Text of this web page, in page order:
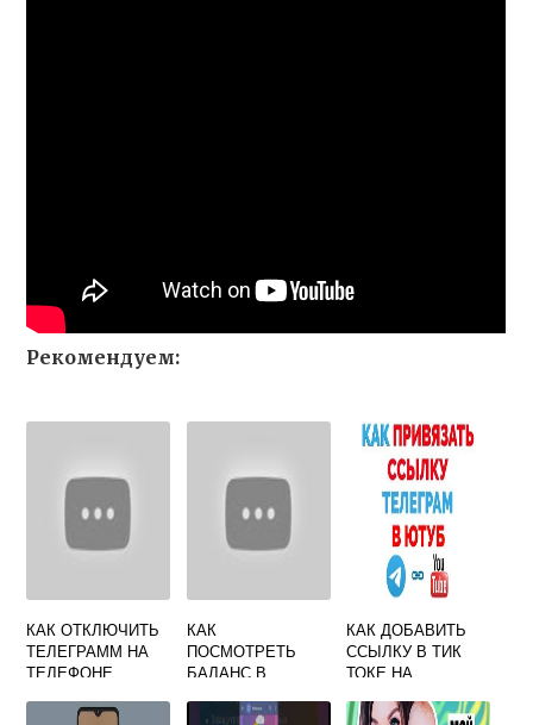
Рекомендуем:
КАК ОТКЛЮЧИТЬ
ТЕЛЕГРАММ НА
ТЕЛЕФОНЕ
КАК
ПОСМОТРЕТЬ
БАЛАНС В
КАК ДОБАВИТЬ
ССЫЛКУ В ТИК
ТОКЕ НА